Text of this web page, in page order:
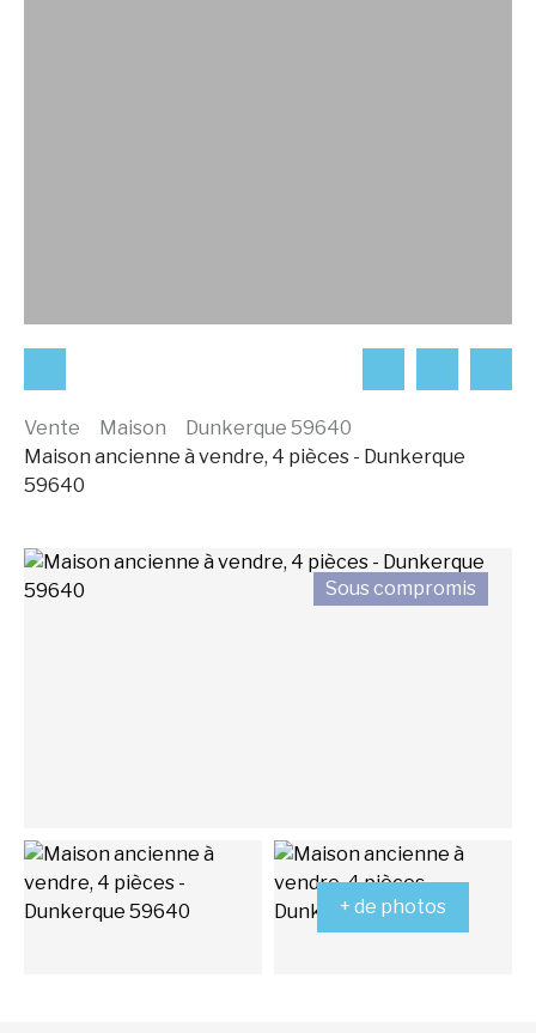
Vente Maison
Dunkerque 59640
Maison ancienne à vendre, 4 pièces - Dunkerque
59640
Sous compromis
+ de photos